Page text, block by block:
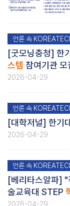
언론 속
[굿모닝충청] 한
스템 참여기관 모
2026-04-29
언론 속
[대학저널] 한기
2026-04-29
언론 속
[베리타스알파] "
술교육대 STEP
2026-04-29